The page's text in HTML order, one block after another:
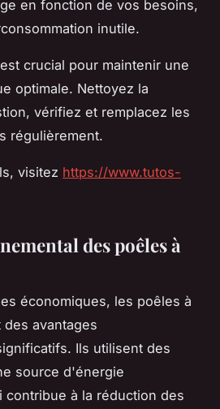
en fonction de vos besoins,
inutile.
est crucial pour maintenir une
optimale. Nettoyez la
vérifiez et remplacez les
régulièrement.
visitez https://www.tutos-
des poêles à
économiques, les poêles à
avantages
Ils utilisent des
source d'énergie
contribue à la réduction des